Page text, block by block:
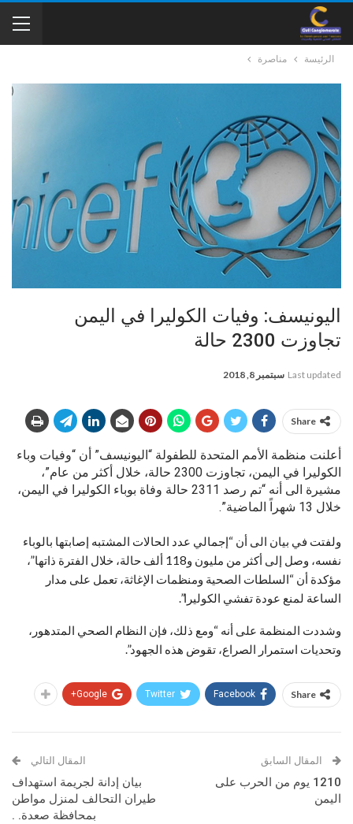
الرئيسة مناصرة
اليونيسف: وفيات الكوليرا في اليمن
تجاوزت 2300 حالة
Last updated سبتمبر 8, 2018
Share
أعلنت منظمة الأمم المتحدة للطفولة “اليونيسف” أن “وفيات وباء
الكوليرا في اليمن، تجاوزت 2300 حالة، خلال أكثر من عام”،
مشيرة الى أنه “تم رصد 2311 حالة وفاة بوباء الكوليرا في اليمن،
خلال 13 شهراً الماضية”.
ولفتت في بيان الى أن “إجمالي عدد الحالات المشتبه إصابتها بالوباء
نفسه، وصل إلى أكثر من مليون و118 ألف حالة، خلال الفترة ذاتها”،
مؤكدة أن “السلطات الصحية ومنظمات الإغاثة، تعمل على مدار
الساعة لمنع عودة تفشي الكوليرا”.
وشددت المنظمة على أنه “ومع ذلك، فإن النظام الصحي المتدهور،
وتحديات استمرار الصراع، تقوض هذه الجهود”.
Share
Facebook
Twitter
Google+
المقال السابق
1210 يوم من الحرب على
اليمن
المقال التالي
بيان إدانة لجريمة استهداف
طيران التحالف لمنزل مواطن
بمحافظة صعدة. .